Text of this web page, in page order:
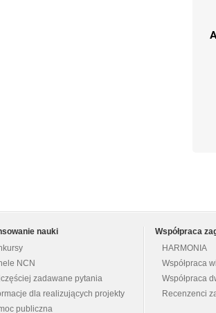
nauki
NCN
zadawane pytania
dla realizujących projekty
publiczna
Współpraca
HARMONIA
Współpraca
Współpraca
Recenzenci